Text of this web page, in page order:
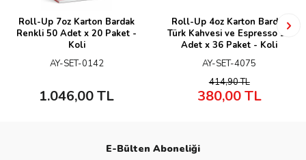
Roll-Up 7oz Karton Bardak
Renkli 50 Adet x 20 Paket -
Koli
AY-SET-0142
1.046,00TL
Roll-Up 4oz Karton Bardak
Türk Kahvesi ve Espresso 10
Adet x 36 Paket - Koli
AY-SET-4075
414,90TL
380,00TL
E-Bülten Aboneliği